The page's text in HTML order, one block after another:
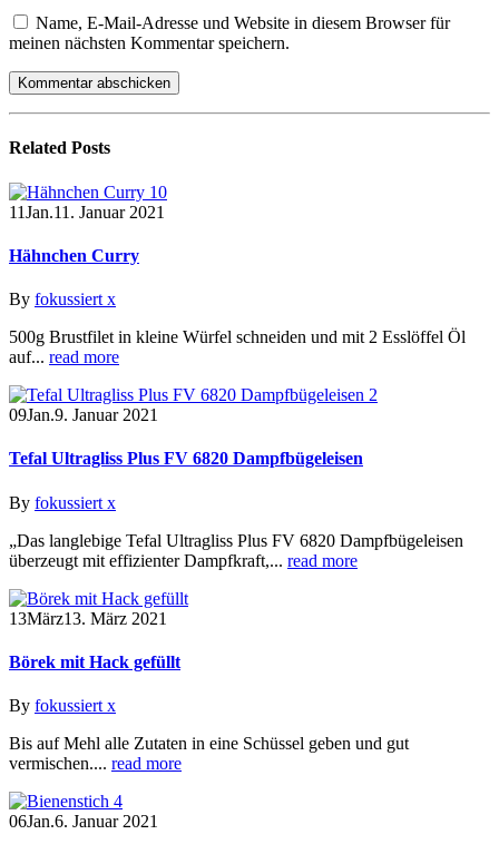
Name, E-Mail-Adresse und Website in diesem Browser für
meinen nächsten Kommentar speichern.
Related Posts
11Jan.11. Januar 2021
Hähnchen Curry
By fokussiert x
500g Brustfilet in kleine Würfel schneiden und mit 2 Esslöffel Öl
auf... read more
09Jan.9. Januar 2021
Tefal Ultragliss Plus FV 6820 Dampfbügeleisen
By fokussiert x
„Das langlebige Tefal Ultragliss Plus FV 6820 Dampfbügeleisen
überzeugt mit effizienter Dampfkraft,... read more
13März13. März 2021
Börek mit Hack gefüllt
By fokussiert x
Bis auf Mehl alle Zutaten in eine Schüssel geben und gut
vermischen.... read more
06Jan.6. Januar 2021